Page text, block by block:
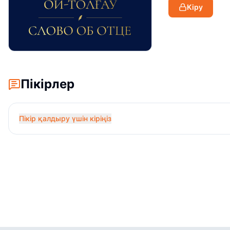
Кіру
Пікірлер
Пікір қалдыру үшін кіріңіз